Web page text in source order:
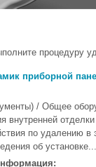
процедуру
приборной
/ Общее
внутренней
по удалению в
об установке...